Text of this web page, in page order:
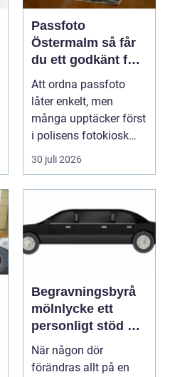
Passfoto
Östermalm så får
du ett godkänt foto
utan stress
Att ordna passfoto
låter enkelt, men
många upptäcker först
i polisens fotokiosk
eller hos fotografen...
30 juli 2026
Begravningsbyrå
mölnlycke ett
personligt stöd när
någon gått bort
När någon dör
förändras allt på en